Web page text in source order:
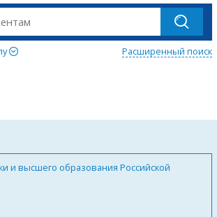
Расширенный поиск
и высшего образования Российской